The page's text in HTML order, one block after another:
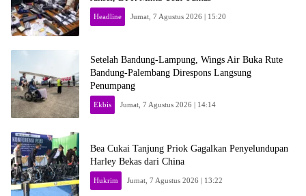
Headline Jumat, 7 Agustus 2026 | 15:20
Setelah Bandung-Lampung, Wings Air Buka Rute
Bandung-Palembang Direspons Langsung
Penumpang
Ekbis Jumat, 7 Agustus 2026 | 14:14
Bea Cukai Tanjung Priok Gagalkan Penyelundupan
Harley Bekas dari China
Hukrim Jumat, 7 Agustus 2026 | 13:22